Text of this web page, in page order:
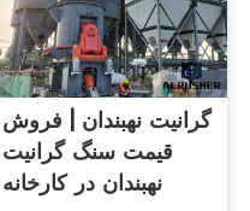
گرانیت نهبندان | فروش
قیمت سنگ گرانیت
نهبندان در کارخانه